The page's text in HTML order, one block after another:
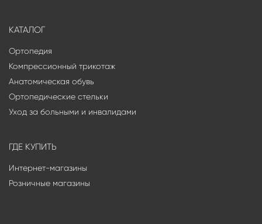
КАТАЛОГ
Ортопедия
Компрессионный трикотаж
Анатомическая обувь
Ортопедические стельки
Уход за больными и инвалидами
ГДЕ КУПИТЬ
Интернет-магазины
Розничные магазины